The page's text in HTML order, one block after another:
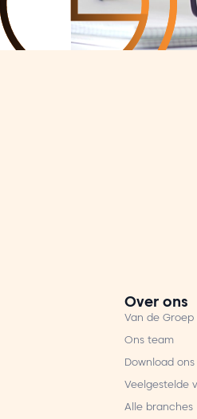
Over ons
Van de Groep
Ons team
Download
Veelgestelde
Alle branches